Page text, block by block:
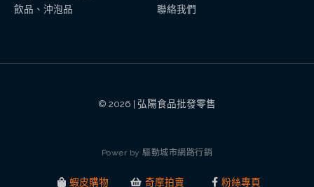
飲品、沖泡品
聯絡我們
© 2026 | 弘陽食品批發零售
Power by 驅動城市網 路行銷
蝦皮購物 奇摩拍賣 粉絲專頁